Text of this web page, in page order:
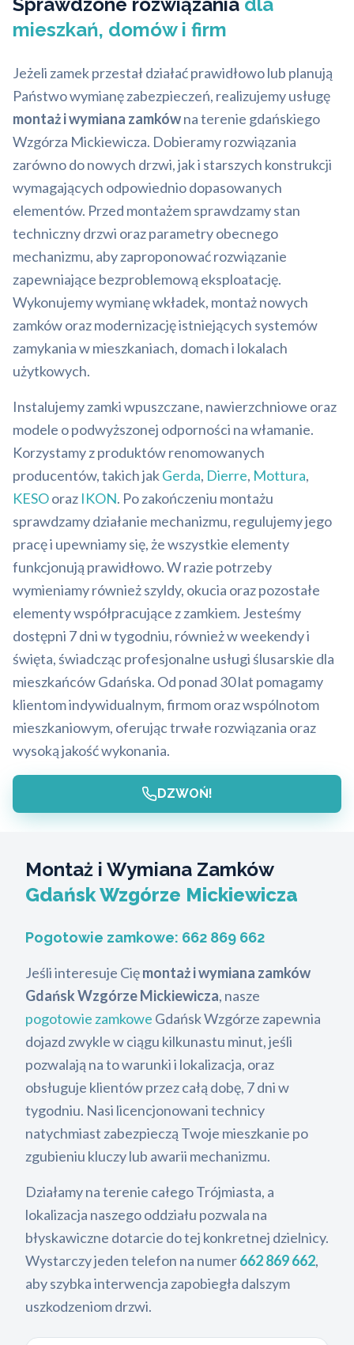
mieszkań, domów i firm
Jeżeli zamek przestał działać prawidłowo lub planują
Państwo wymianę zabezpieczeń, realizujemy usługę
montaż i wymiana zamkówna terenie gdańskiego
Wzgórza Mickiewicza. Dobieramy rozwiązania
zarówno do nowych drzwi, jak i starszych konstrukcji
wymagających odpowiednio dopasowanych
elementów. Przed montażem sprawdzamy stan
techniczny drzwi oraz parametry obecnego
mechanizmu, aby zaproponować rozwiązanie
zapewniające bezproblemową eksploatację.
Wykonujemy wymianę wkładek, montaż nowych
zamków oraz modernizację istniejących systemów
zamykania w mieszkaniach, domach i lokalach
użytkowych.
Instalujemy zamki wpuszczane, nawierzchniowe oraz
modele o podwyższonej odporności na włamanie.
Korzystamy z produktów renomowanych
producentów, takich jakGerda, Dierre, Mottura,
KESOoraz IKON. Po zakończeniu montażu
sprawdzamy działanie mechanizmu, regulujemy jego
pracę i upewniamy się, że wszystkie elementy
funkcjonują prawidłowo. W razie potrzeby
wymieniamy również szyldy, okucia oraz pozostałe
elementy współpracujące z zamkiem. Jesteśmy
dostępni 7 dni w tygodniu, również w weekendy i
święta, świadcząc profesjonalne usługi ślusarskie dla
mieszkańców Gdańska. Od ponad 30 lat pomagamy
klientom indywidualnym, firmom oraz wspólnotom
mieszkaniowym, oferując trwałe rozwiązania oraz
wysoką jakość wykonania.
DZWOŃ!
Montaż i Wymiana Zamków
Gdańsk Wzgórze Mickiewicza
Pogotowie zamkowe: 662 869 662
Jeśli interesuje Cięmontaż i wymiana zamków
Gdańsk Wzgórze Mickiewicza, nasze
pogotowie zamkowe Gdańsk Wzgórze zapewnia
dojazd zwykle w ciągu kilkunastu minut, jeśli
pozwalają na to warunki i lokalizacja, oraz
obsługuje klientów przez całą dobę, 7 dni w
tygodniu. Nasi licencjonowani technicy
natychmiast zabezpieczą Twoje mieszkanie po
zgubieniu kluczy lub awarii mechanizmu.
Działamy na terenie całego Trójmiasta, a
lokalizacja naszego oddziału pozwala na
błyskawiczne dotarcie do tej konkretnej dzielnicy.
Wystarczy jeden telefon na numer662 869 662,
aby szybka interwencja zapobiegła dalszym
uszkodzeniom drzwi.